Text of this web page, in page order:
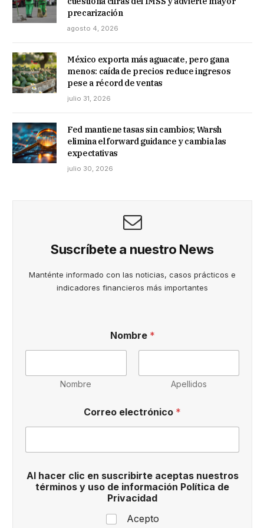
precarización
agosto 4, 2026
México exporta más aguacate, pero gana
menos: caída de precios reduce ingresos
pese a récord de ventas
julio 31, 2026
Fed mantiene tasas sin cambios; Warsh
elimina el forward guidance y cambia las
expectativas
julio 30, 2026
Suscríbete a nuestro News
Manténte informado con las noticias, casos prácticos e
indicadores financieros más importantes
Nombre *
Nombre Apellidos
Correo electrónico *
r
i
v
c
Al hacer clic en suscribirte aceptas nuestros
términos y uso de información Política de
Privacidad
Acepto